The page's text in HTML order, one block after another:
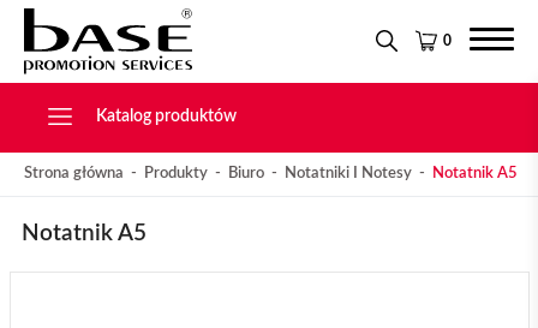
0
KONTAKT
Katalog produktów
Tekstylia
Świąteczne
Drobiazgi, Breloki
Strona główna Produkty Biuro Notatniki I Notesy Notatnik A5
Notatnik A5